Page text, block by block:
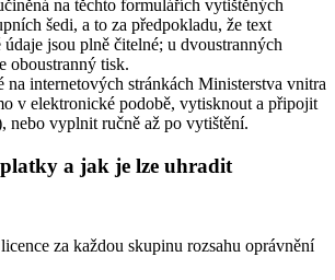
na těchto formulářích vytištěných
šedi, a to za předpokladu, že text
jsou plně čitelné; u dvoustranných
oboustranný tisk.
na internetových stránkách Ministerstva vnitra
v elektronické podobě, vytisknout a připojit
nebo vyplnit ručně až po vytištění.
a jak je lze uhradit
za každou skupinu rozsahu oprávnění